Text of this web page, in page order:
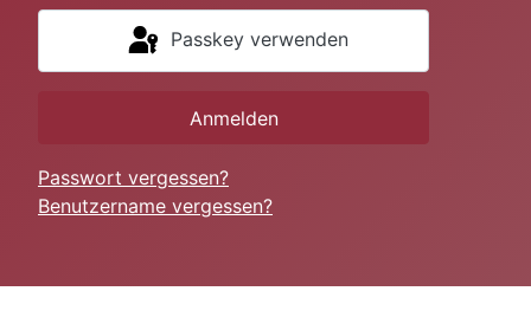
Passkey verwenden
Anmelden
Passwort vergessen?
Benutzername vergessen?